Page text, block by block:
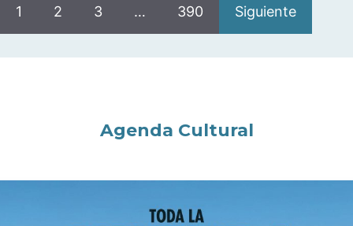
1 2 3 … 390 Siguiente
Agenda Cultural